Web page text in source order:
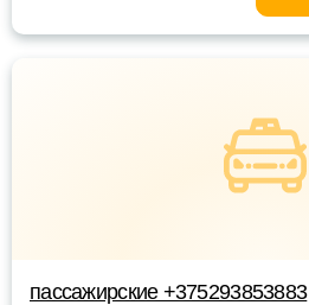
пассажирские +375293853883